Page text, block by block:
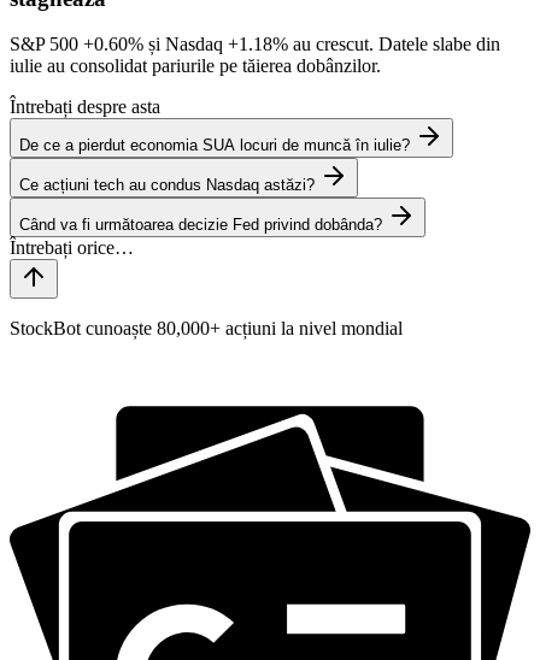
S&P 500 +0.60% și Nasdaq +1.18% au crescut. Datele slabe din
iulie au consolidat pariurile pe tăierea dobânzilor.
Întrebați despre asta
De ce a pierdut economia SUA locuri de muncă în iulie?
Ce acțiuni tech au condus Nasdaq astăzi?
Când va fi următoarea decizie Fed privind dobânda?
StockBot cunoaște 80,000+ acțiuni la nivel mondial